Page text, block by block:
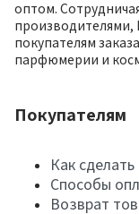
оптом.
производителями,
покупателям
парфюмерии и
Покупателям
Как сделать
Способы
Возврат